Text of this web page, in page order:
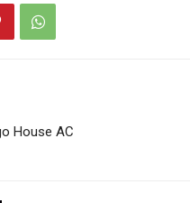
House AC